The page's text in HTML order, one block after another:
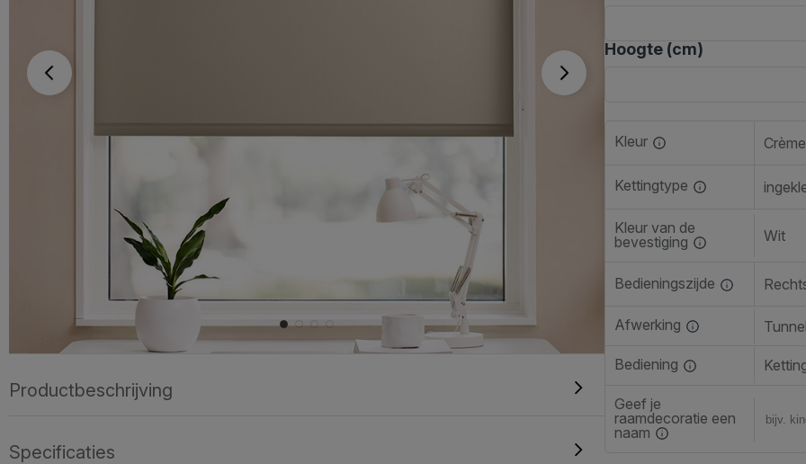
Productbeschrijving
Specificaties
Hoogte (cm)
Kleur
Kettingtype
Kleur van de
bevestiging
Wit
Bedieningszijde
Afwerking
Bediening
Geef je
raamdecoratie een
naam